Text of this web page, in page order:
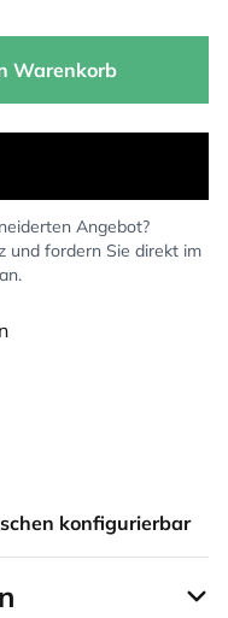
Warenkorb
Angebot?
und fordern Sie direkt im
konfigurierbar